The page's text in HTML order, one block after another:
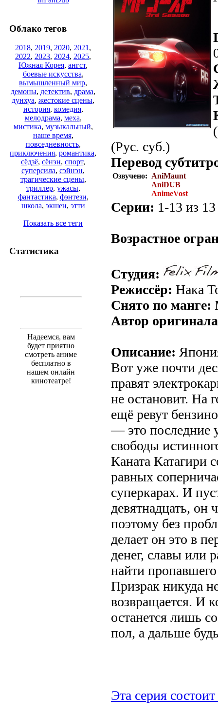
Облако тегов
2018, 2019, 2020, 2021 ,
2022, 2023, 2024, 2025,
Южная Корея, ангст,
боевые искусства,
вымышленный мир,
демоны, детектив, драма,
дунхуа, жестокие сцены,
история, комедия,
мелодрама, меха,
мистика, музыкальный,
наше время,
повседневность,
приключения, романтика,
сёдзё, сёнэн, спорт,
суперсила, сэйнэн,
трагические сцены,
триллер, ужасы,
фантастика, фэнтези,
школа, экшен, этти
Показать все теги
Статистика
Надеемся, вам
будет приятно
смотреть аниме
бесплатно в
нашем онлайн
кинотеатре!
(Рус. суб.)
Перевод
Озвучено: AniMaunt
AniDUB
AnimeVost
Серии: 1-13 из
Возрастное
Студия:
Режиссёр: Нака
Снято по манге:
Автор
Описание:
Вот уже почти
правят
не остановит. На
ещё ревут
— это последние
свободы
Каната Катагири
равных
суперкарах. И
девятнадцать, он
поэтому без
делает он это в
денег, славы или
найти
Призрак никуда
возвращается. И
останется лишь
пол, а дальше
Эта серия